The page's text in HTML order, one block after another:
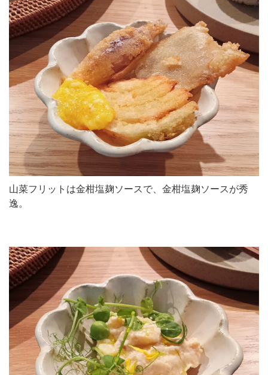
山菜フリットは金柑塩麹ソースで、金柑塩麹ソースが秀
逸。